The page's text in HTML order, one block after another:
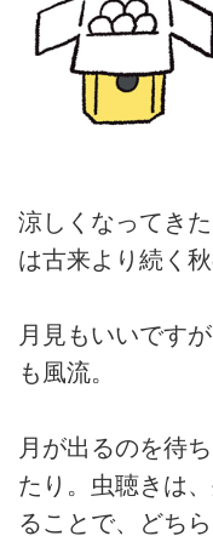
涼しくなってき
は古来より続く秋
月見もいいです
も風流。
月が出るのを待
たり。虫聴きは
ることで、どち